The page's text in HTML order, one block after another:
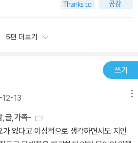
는 자리에 웃음소리 돋아났다면 그 인생
인 양 무덥다. 타들어가는 농작물을 보며
않은 사람은 농부가 되지 못한다. 철썩이는
을 느끼지 않는다면 어부가 되지 못한다.
상의 모든 삶을 아파해야 한다. 소설가의
에 경배하는 일이다. 어쩌면 직접 세상을
설가가 더 아파하는 것이 우리네 인생인지
것들을 그냥 바다 속에 흘려보내지 않았다.
굽기 위해 연탄불을 피웠던 것처럼 그의
되어 글 속에 피어나고 있다. 그래서 그런
것이라며 모처럼 나는 정말로 좋아하게
다. 그가 앞으로 내 놓은 얘기는 또 얼마나
.
뿐이다.’ 진정성은 감동으로 돌아오는 것
듯 그 아들은 한식 조리사로 돌아와서는
다. 술과 낚시를 좋아하던 방이 이모부와의
만 더딘 변화를 미덕으로 여기며 살아온
들의 삶은 질박한 사람들의 실재하는 풍
모를 수평선을 말없이 바라보며 침묵을 견
감내하는 상황이 벌어질 때도 고립할 수
베스 하드윅의 글을 옮겨놓은(239) [나
의 글이라는 것이 얼마나 위대한 것인가,
. [한창훈의 나는 왜 쓰는가],와 박상미의 [나
읽으면서 두 권의 책을 따로 떼어놓지 못하
게는 글을 통해 드러나는 하나의 '진심'이라
고 말하고 싶다. 하지만 조금은 얄궂게도
고 있는 뉴요커의 이야기보다는 - 비린 것
었는지도 모른다. 그의 이야기를 듣는 순
이 그의 모든 글에 그대로 녹아있었을 것
다. 바다와 바람 외에는 모든 결핍의 장소.
가 서로의 풍경이 된 채 달이 가고 해가 바뀐
받아들이지 못하면 견디기 힘들다. (80페
질문에 그는 원고료 때문이라고 서슴없
직하고 직선적인 대답이란 말인가. 당연하
생활을 이어가야 하는 건 전업 작가의 가
까. 본인의 삶도 영위해야 하지만 딸의 아
5편 더보기
쓰기
13
,글,가족-
없다고 이성적으로 생각하면서도 지인